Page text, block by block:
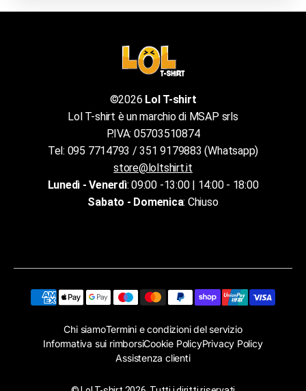
©2026 Lol T-shirt
Lol T-shirt è un marchio di MSAP srls
P.IVA: 05703510874
Tel: 095 7714793 / 351 9179883 (Whatsapp)
store@loltshirt.it
Lunedì - Venerdì: 09:00 -13:00 | 14:00 - 18:00
Sabato - Domenica: Chiuso
Chi siamoTermini e condizioni del servizio
Informativa sui rimborsiCookie PolicyPrivacy Policy
Assistenza clienti